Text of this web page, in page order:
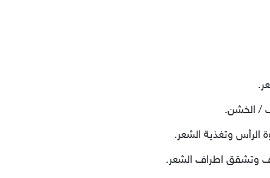
/ الخشن.
الرأس وتغذية الشعر.
وتشقق اطراف الشعر.